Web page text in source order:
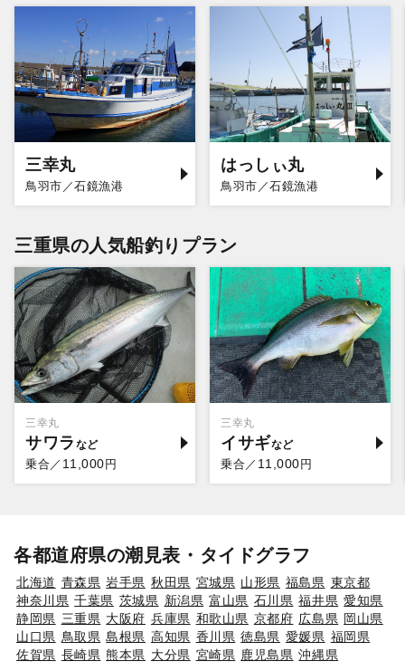
三幸丸
鳥羽市／石鏡漁港
はっしぃ丸
鳥羽市／石鏡漁港
三重県の人気船釣りプラン
三幸丸
サワラ
乗合／ 11,000円
三幸丸
イサギ
乗合／ 11,000円
各都道府県の潮見表・タイドグラフ
北海道 青森県 岩手県 秋田県 宮城県 山形県 福島県 東京都
神奈川県 千葉県 茨城県 新潟県 富山県 石川県 福井県 愛知県
静岡県 三重県 大阪府 兵庫県 和歌山県 京都府 広島県 岡山県
山口県 鳥取県 島根県 高知県 香川県 徳島県 愛媛県 福岡県
佐賀県 長崎県 熊本県 大分県 宮崎県 鹿児島県 沖縄県